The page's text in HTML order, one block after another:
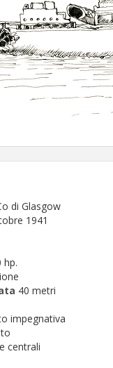
di Glasgow
1941
hp.
40 metri
impegnativa
centrali